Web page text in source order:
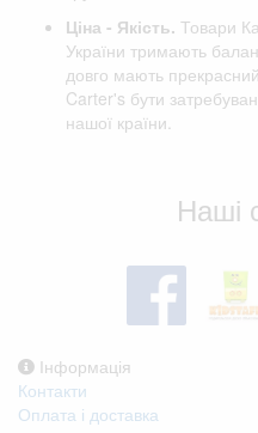
Ціна - Якість. Товари
України тримають
довго мають
Carter's бути
нашої країни.
Наші
Інформація
Контакти
Оплата і доставка